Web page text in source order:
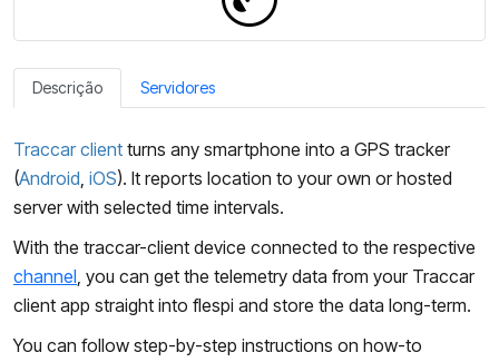
Descrição Servidores
Traccar client turns any smartphone into a GPS tracker
(Android, iOS). It reports location to your own or hosted
server with selected time intervals.
With the traccar-client device connected to the respective
channel, you can get the telemetry data from your Traccar
client app straight into flespi and store the data long-term.
You can follow step-by-step instructions on how-to